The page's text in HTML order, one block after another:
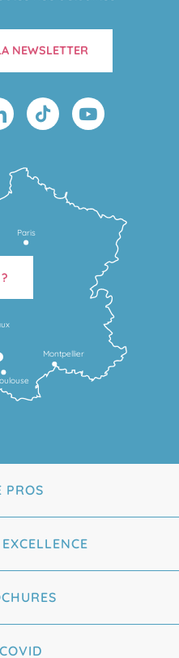
NEWSLETTER
Montpellier
Paris
PROS